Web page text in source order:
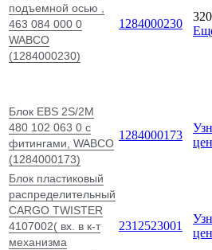
подъемной осью ,
463 084 000 0
WABCO
(1284000230)
1284000230
Блок EBS 2S/2M
480 102 063 0 с
фитингами, WABCO
(1284000173)
1284000173
Блок пластиковый
распределительный
CARGO TWISTER
4107002( вх. в к-т
механизма
2312523001